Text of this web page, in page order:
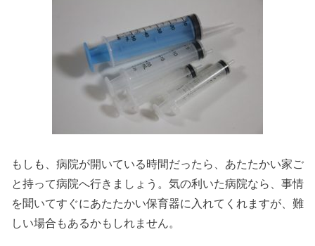
もしも、病院が開いている時間だったら、あたたかい家ご
と持って病院へ行きましょう。気の利いた病院なら、事情
を聞いてすぐにあたたかい保育器に入れてくれますが、難
しい場合もあるかもしれません。